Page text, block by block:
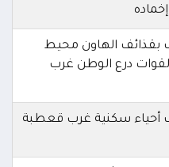
بقذائف الهاون محيط
لقوات درع الوطن غرب
أحياء سكنية غرب قعطبة